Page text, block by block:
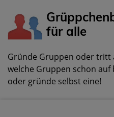
für alle
Gründe Gruppen oder tritt
welche Gruppen schon
oder gründe selbst eine!